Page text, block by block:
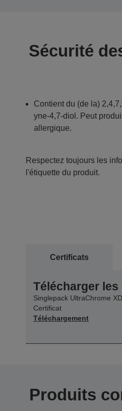
Sécurité
Contient du (de la)
yne-4,7-diol. Peut
allergique.
Respectez toujours les
l'étiquette du produit.
Certificats
Télécharger
Singlepack UltraChrome
Certificat
Téléchargement
Produits